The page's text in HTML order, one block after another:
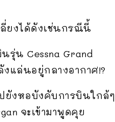
ยงได้ดังเช่นกรณีนี้
รุ่น Cessna Grand
แล่นอยู่กลางอากาศ!?
ยังหอบังคับการบินใกล้ๆ
จะเข้ามาพูดคุย